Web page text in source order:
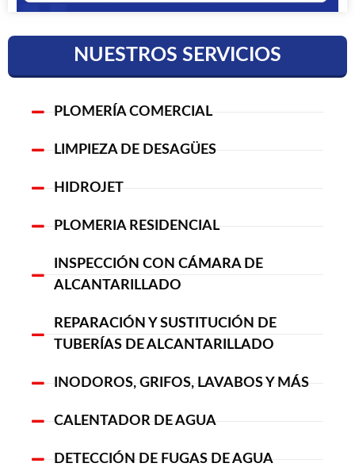
NUESTROS SERVICIOS
PLOMERÍA COMERCIAL
LIMPIEZA DE DESAGÜES
HIDROJET
PLOMERIA RESIDENCIAL
INSPECCIÓN CON CÁMARA DE
ALCANTARILLADO
REPARACIÓN Y SUSTITUCIÓN DE
TUBERÍAS DE ALCANTARILLADO
INODOROS, GRIFOS, LAVABOS Y MÁS
CALENTADOR DE AGUA
DETECCIÓN DE FUGAS DE AGUA